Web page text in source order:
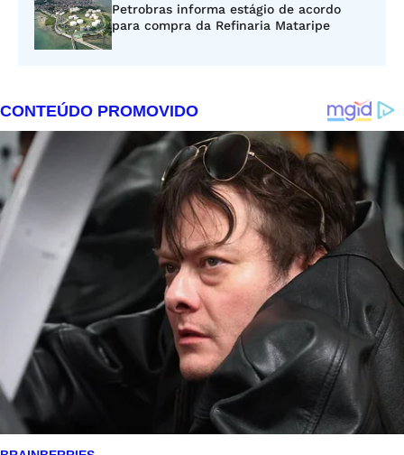
Petrobras informa estágio de acordo
para compra da Refinaria Mataripe